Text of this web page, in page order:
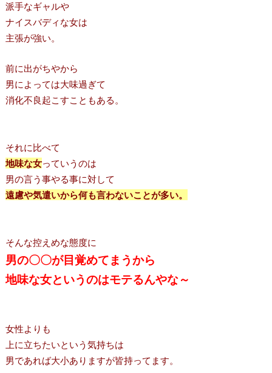
派手なギャルや
ナイスバディな女は
主張が強い。
前に出がちやから
男によっては大味過ぎて
消化不良起こすこともある。
それに比べて
地味な女っていうのは
男の言う事やる事に対して
遠慮や気遣いから何も言わないことが多い。
そんな控えめな態度に
男の〇〇が目覚めてまうから
地味な女というのはモテるんやな～
女性よりも
上に立ちたいという気持ちは
男であれば大小ありますが皆持ってます。